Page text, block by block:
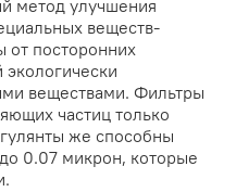
метод улучшения
веществ-
от посторонних
веществами. Фильтры
частиц только
же способны
0.07 микрон, которые